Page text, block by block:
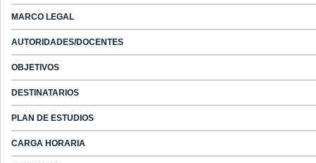
MARCO LEGAL
AUTORIDADES/DOCENTES
OBJETIVOS
DESTINATARIOS
PLAN DE ESTUDIOS
CARGA HORARIA